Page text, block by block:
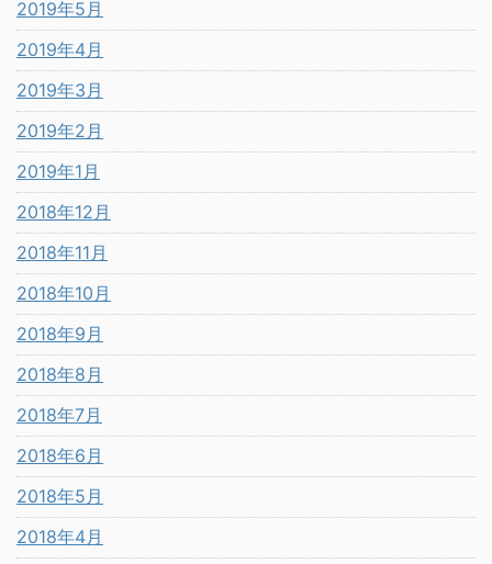
2019年5月
2019年4月
2019年3月
2019年2月
2019年1月
2018年12月
2018年11月
2018年10月
2018年9月
2018年8月
2018年7月
2018年6月
2018年5月
2018年4月